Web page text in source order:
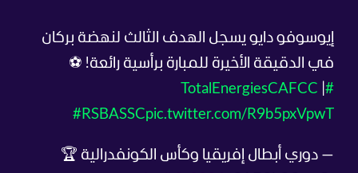
إيوسوفو دايو يسجل الهدف الثالث لنهضة بركان
في الدقيقة الأخيرة للمبارة برأسية رائعة! ⚽
#TotalEnergiesCAFCC
#RSBASSCpic.twitter.com/R9b5pxVpwT
— دوري أبطال إفريقيا وكأس الكونفدرالية 🏆